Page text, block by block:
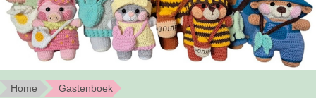
Home Gastenboek